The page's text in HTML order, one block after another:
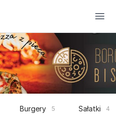
Burgery 5 Sałatki 4